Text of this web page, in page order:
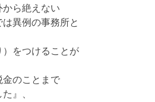
から絶えない
異例の事務所と
）をつけることが
金のことまで
』、